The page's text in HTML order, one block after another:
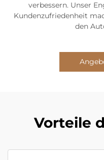
verbessern. Unser
Kundenzufriedenheit
den
Vorteile